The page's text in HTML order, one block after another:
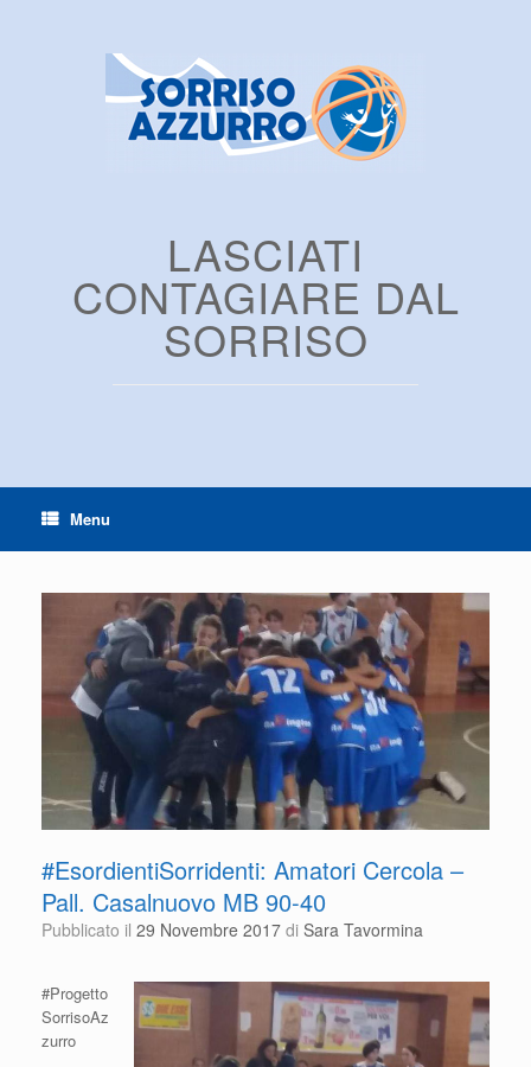
LASCIATI
CONTAGIARE DAL
SORRISO
Menu
#EsordientiSorridenti: Amatori Cercola –
Pall. Casalnuovo MB 90-40
Pubblicato il 29 Novembre 2017 di Sara Tavormina
#Progetto
SorrisoAz
zurro